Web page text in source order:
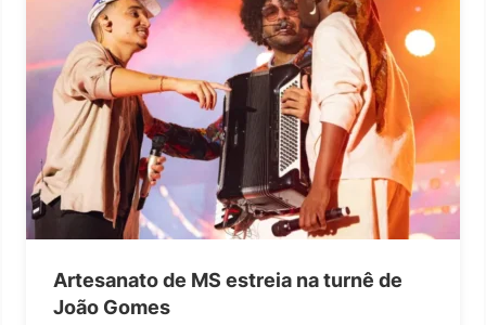
Artesanato de MS estreia na turnê de
João Gomes